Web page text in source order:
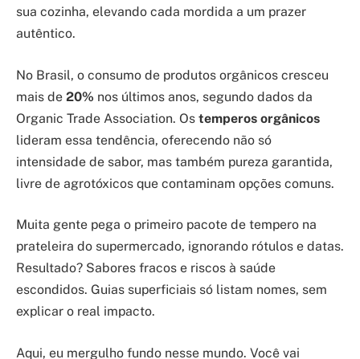
sua cozinha, elevando cada mordida a um prazer
autêntico.
No Brasil, o consumo de produtos orgânicos cresceu
mais de 20% nos últimos anos, segundo dados da
Organic Trade Association. Os temperos orgânicos
lideram essa tendência, oferecendo não só
intensidade de sabor, mas também pureza garantida,
livre de agrotóxicos que contaminam opções comuns.
Muita gente pega o primeiro pacote de tempero na
prateleira do supermercado, ignorando rótulos e datas.
Resultado? Sabores fracos e riscos à saúde
escondidos. Guias superficiais só listam nomes, sem
explicar o real impacto.
Aqui, eu mergulho fundo nesse mundo. Você vai